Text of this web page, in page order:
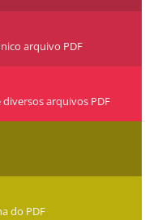
arquivo PDF
arquivos PDF
do PDF